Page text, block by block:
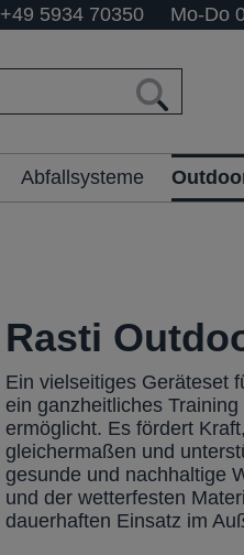
+49 5934 70350 Mo-Do
Abfallsysteme
Rasti
Ein vielseitiges Geräteset
ein ganzheitliches
ermöglicht. Es fördert
gleichermaßen und
gesunde und nachhaltige
und der wetterfesten
dauerhaften Einsatz im